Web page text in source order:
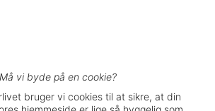
Må vi byde på en cookie?
bruger vi cookies til at sikre, at din